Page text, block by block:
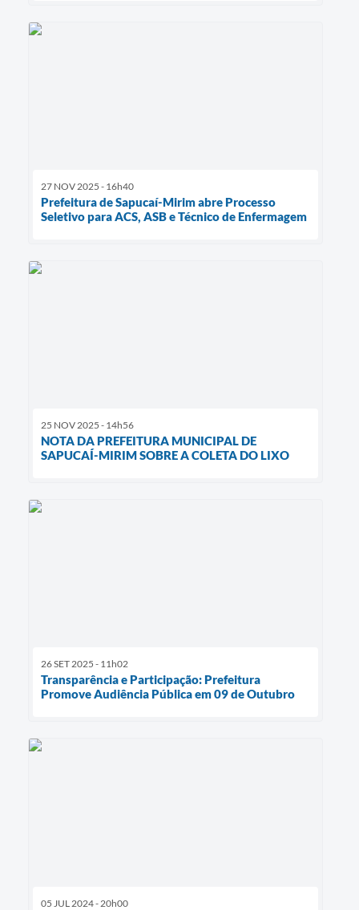
27 NOV 2025 - 16h40
Prefeitura de Sapucaí-Mirim abre Processo
Seletivo para ACS, ASB e Técnico de Enfermagem
25 NOV 2025 - 14h56
NOTA DA PREFEITURA MUNICIPAL DE
SAPUCAÍ-MIRIM SOBRE A COLETA DO LIXO
26 SET 2025 - 11h02
Transparência e Participação: Prefeitura
Promove Audiência Pública em 09 de Outubro
05 JUL 2024 - 20h00